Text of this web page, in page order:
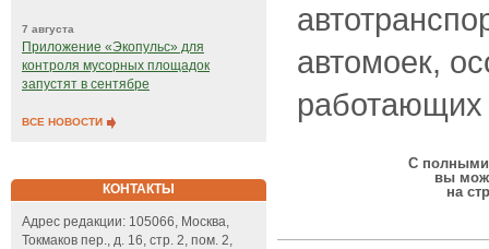
7 августа
Приложение «Экопульс» для
контроля мусорных площадок
запустят в сентябре
ВСЕ НОВОСТИ
КОНТАКТЫ
Адрес редакции: 105066, Москва,
Токмаков пер., д. 16, стр. 2, пом. 2,
автомоек,
работающих
С полными
вы
на